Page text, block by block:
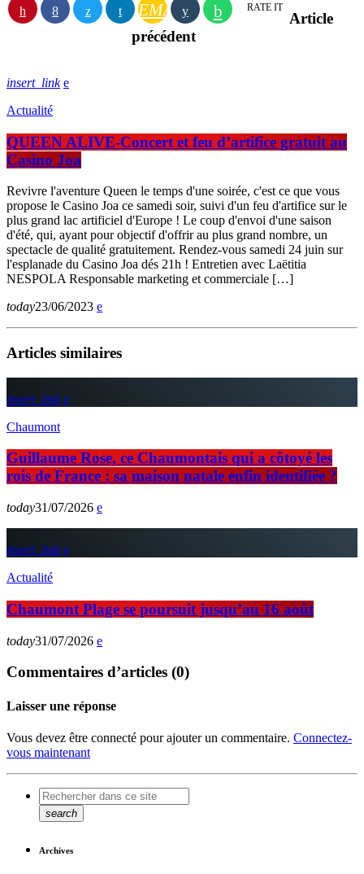
EMAIL RATE IT
Article
précédent
insert_link
Actualité
QUEEN ALIVE-Concert et feu d’artifice gratuit au
Casino Joa
Revivre l'aventure Queen le temps d'une soirée, c'est ce que vous
propose le Casino Joa ce samedi soir, suivi d'un feu d'artifice sur le
plus grand lac artificiel d'Europe ! Le coup d'envoi d'une saison
d'été, qui, ayant pour objectif d'offrir au plus grand nombre, un
spectacle de qualité gratuitement. Rendez-vous samedi 24 juin sur
l'esplanade du Casino Joa dés 21h ! Entretien avec Laëtitia
NESPOLA Responsable marketing et commerciale […]
today23/06/2023
Articles similaires
insert_link
Chaumont
Guillaume Rose, ce Chaumontais qui a côtoyé les
rois de France : sa maison natale enfin identifiée ?
today31/07/2026
insert_link
Actualité
Chaumont Plage se poursuit jusqu’au 16 août
today31/07/2026
Commentaires d’articles (0)
Laisser une réponse
Vous devez être connecté pour ajouter un commentaire. Connectez-
vous maintenant
search
Archives